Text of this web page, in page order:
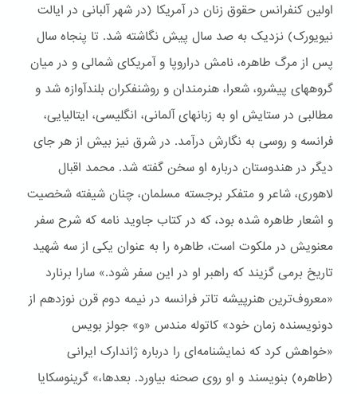
اولین کنفرانس حقوق زنان در آمریکا (در شهر آلبانی در ایالت
نیویورک) نزدیک به صد سال پیش نگاشته شد. تا پنجاه سال
پس از مرگ طاهره، نامش دراروپا و آمریکای شمالی و در میان
گروههای پیشرو، شعرا، هنرمندان و روشنفکران بلندآوازه شد و
مطالبی در ستایش او به زبانهای آلمانی، انگلیسی، ایتالیایی،
فرانسه و روسی به نگارش درآمد. در شرق نیز بیش از هر جای
دیگر در هندوستان درباره او سخن گفته شد. محمد اقبال
لاهوری، شاعر و متفکر برجسته مسلمان، چنان شیفته شخصیت
و اشعار طاهره شده بود، که در کتاب جاوید نامه که شرح سفر
معنویش در ملکوت است، طاهره را به عنوان یکی از سه شهید
تاریخ برمی گزیند که راهبر او در این سفر شود.» سارا برنارد
«معروف‌ترین هنرپیشه تا‌تر فرانسه در نیمه دوم قرن نوزدهم از
دونویسنده زمان خود» کاتوله مندس «و» جولز بویس
«خواهش کرد که نمایشنامه‌ای را درباره ژاندارک ایرانی
(طاهره) بنویسند و او روی صحنه بیاورد. بعد‌ها،» گرینوسکایا